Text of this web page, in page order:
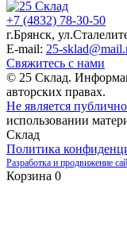
+7 (4832) 78-30-50
г.Брянск,
E-mail: 25-
Свяжитесь с нами
© 25 Склад.
авторских правах.
Не является
использовании
Склад
Политика
Разработка и продвижение
Корзина 0